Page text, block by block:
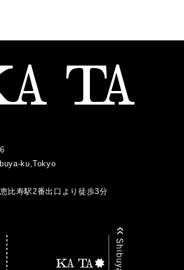
2017.01
ku,Tokyo
比寿駅2番出口より徒歩3分